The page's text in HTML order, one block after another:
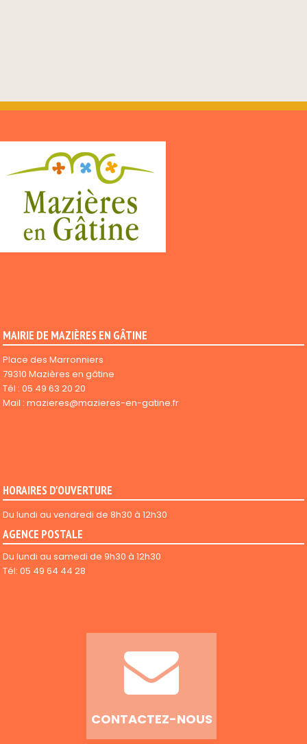
MAIRIE DE MAZIÈRES EN GÂTINE
Place des Marronniers
79310 Mazières en gâtine
Tél : 05 49 63 20 20
Mail : mazieres@mazieres-en-gatine.fr
HORAIRES D'OUVERTURE
Du lundi au vendredi de 8h30 à 12h30
AGENCE POSTALE
Du lundi au samedi de 9h30 à 12h30
Tél: 05 49 64 44 28
CONTACTEZ-NOUS